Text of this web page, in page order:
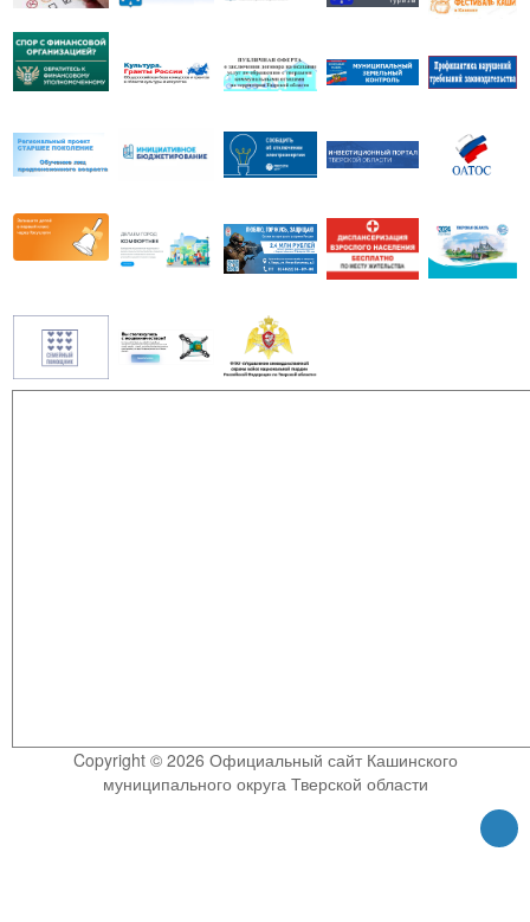
Copyright © 2026 Официальный сайт Кашинского
муниципального округа Тверской области